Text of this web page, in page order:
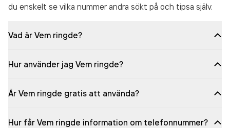
du enskelt se vilka nummer andra sökt på och tipsa själv.
Vad är Vem ringde?
Hur använder jag Vem ringde?
Är Vem ringde gratis att använda?
Hur får Vem ringde information om telefonnummer?